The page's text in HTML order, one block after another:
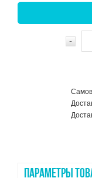
-
ПАРАМЕТРЫ